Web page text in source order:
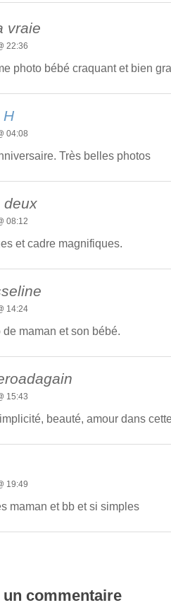
vraie
22:36
photo bébé craquant et bien
H
04:08
Très belles photos
deux
08:12
et cadre magnifiques.
14:24
maman et son bébé.
15:43
beauté, amour dans
19:49
maman et bb et si simples
commentaire